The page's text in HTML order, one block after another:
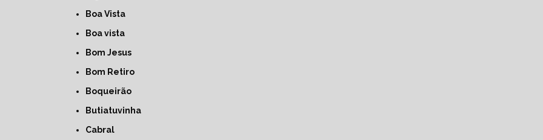
Boa Vista
Boa vista
Bom Jesus
Bom Retiro
Boqueirão
Butiatuvinha
Cabral